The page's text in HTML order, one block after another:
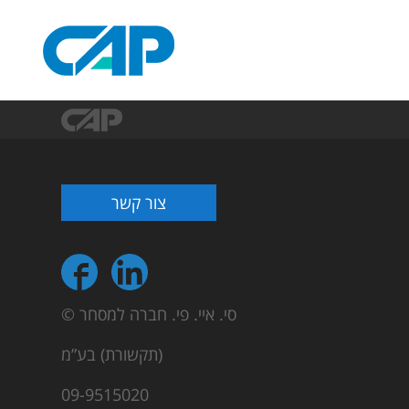
צור קשר
© סי. איי. פי. חברה למסחר
(תקשורת) בע”מ
09-9515020